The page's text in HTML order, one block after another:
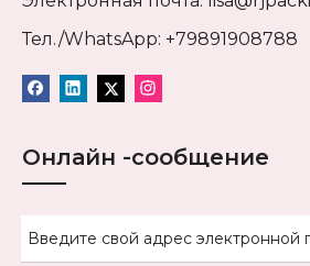
Тел./WhatsApp: +79891908788
Онлайн -сообщение